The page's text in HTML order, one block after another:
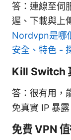
答：連線至伺
遲、下載與上
Nordvpn是哪
安全、特色 -
Kill Switch
答：很有用，
免真實 IP 暴露
免費 VPN 值